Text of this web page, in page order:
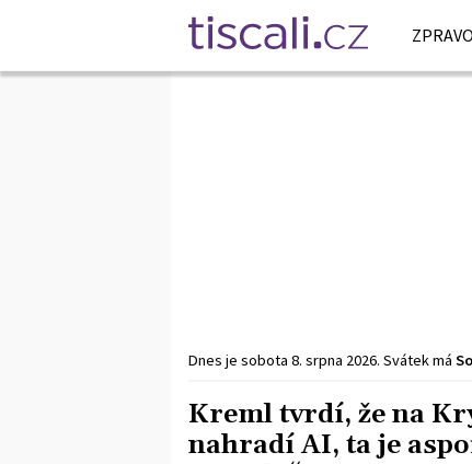
Dnes je sobota 8. srpna 2026. Svátek má
Kreml tvrdí, že na
nahradí AI, ta je